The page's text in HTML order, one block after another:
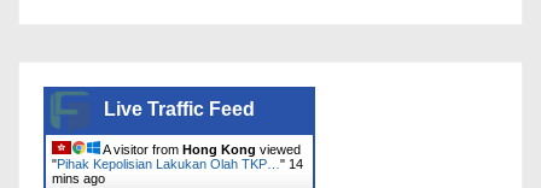
Live Traffic Feed
A visitor from Hong Kong viewed
"Pihak Kepolisian Lakukan Olah TKP… " 14
mins ago